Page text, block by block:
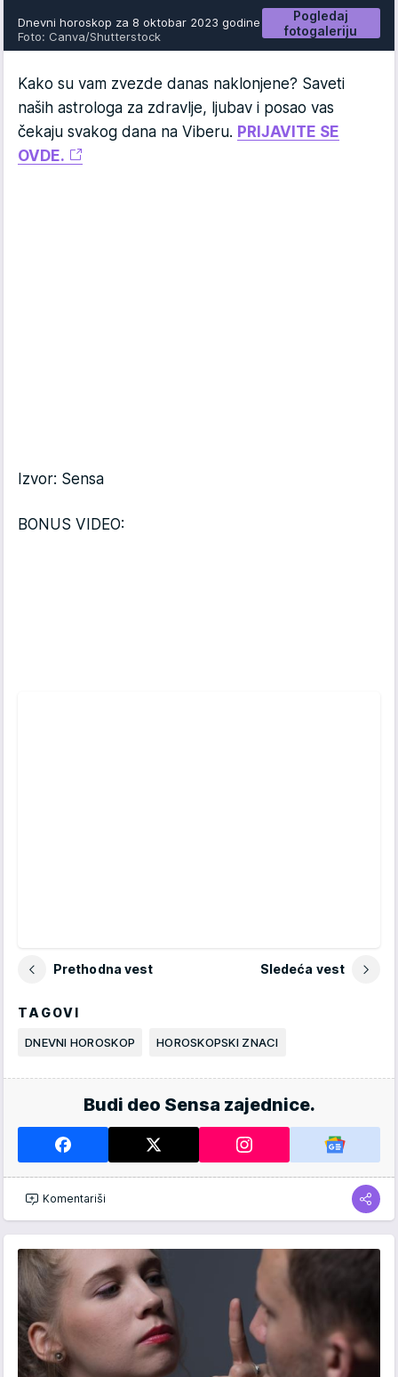
Pogledaj
fotogaleriju
Dnevni horoskop za 8 oktobar 2023 godine
Foto: Canva/Shutterstock
Kako su vam zvezde danas naklonjene? Saveti
naših astrologa za zdravlje, ljubav i posao vas
čekaju svakog dana na Viberu. PRIJAVITE SE
OVDE.
Izvor: Sensa
BONUS VIDEO:
Prethodna vest Sledeća vest
TAGOVI
DNEVNI HOROSKOP HOROSKOPSKI ZNACI
Budi deo Sensa zajednice.
Komentariši